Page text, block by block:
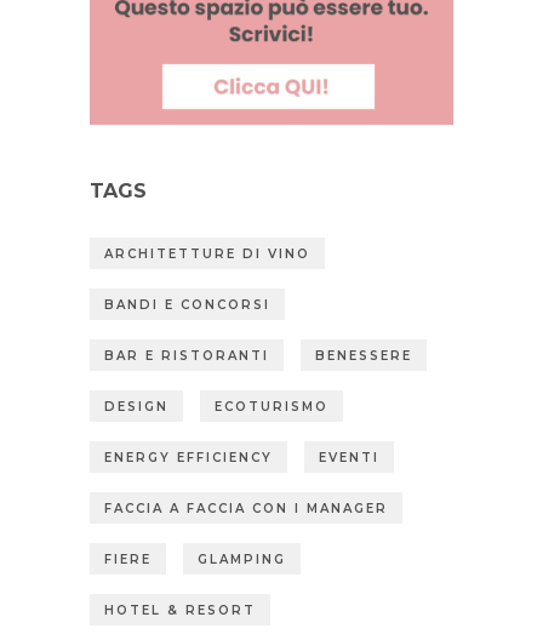
TAGS
ARCHITETTURE DI VINO
BANDI E CONCORSI
BAR E RISTORANTI BENESSERE
DESIGN ECOTURISMO
ENERGY EFFICIENCY EVENTI
FACCIA A FACCIA CON I MANAGER
FIERE GLAMPING
HOTEL & RESORT